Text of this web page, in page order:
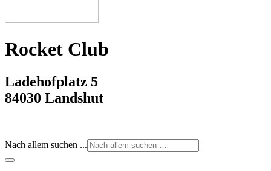
Rocket Club
Ladehofplatz 5
84030 Landshut
Nach allem suchen ...